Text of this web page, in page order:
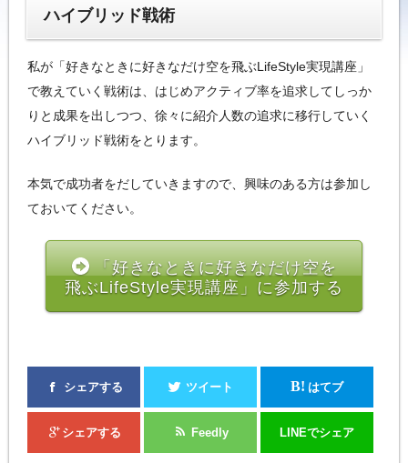
ハイブリッド戦術
私が「好きなときに好きなだけ空を飛ぶLifeStyle実現講座」
で教えていく戦術は、はじめアクティブ率を追求してしっか
りと成果を出しつつ、徐々に紹介人数の追求に移行していく
ハイブリッド戦術をとります。
本気で成功者をだしていきますので、興味のある方は参加し
ておいてください。
「好きなときに好きなだけ空を
飛ぶLifeStyle実現講座」に参加する
シェアする ツイート B! はてブ
シェアする Feedly LINEでシェア